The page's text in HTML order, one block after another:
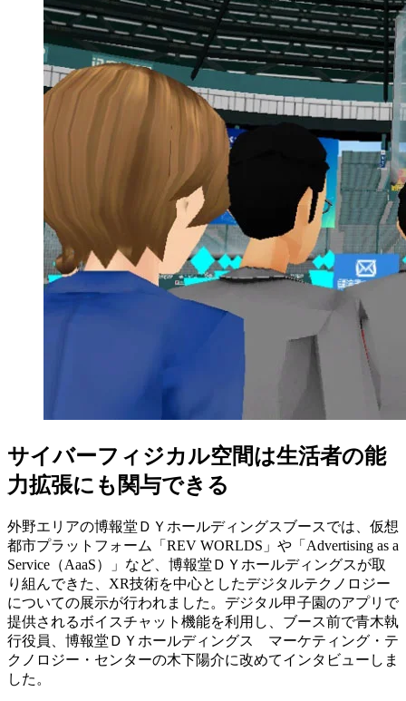
サイバーフィジカル空間は生活者の能
力拡張にも関与できる
外野エリアの博報堂ＤＹホールディングスブースでは、仮想
都市プラットフォーム「REV WORLDS」や「Advertising as a
Service（AaaS）」など、博報堂ＤＹホールディングスが取
り組んできた、XR技術を中心としたデジタルテクノロジー
についての展示が行われました。デジタル甲子園のアプリで
提供されるボイスチャット機能を利用し、ブース前で青木執
行役員、博報堂ＤＹホールディングス マーケティング・テ
クノロジー・センターの木下陽介に改めてインタビューしま
した。